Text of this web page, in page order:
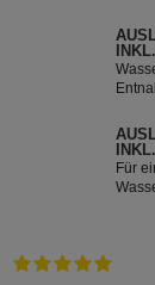
Der
Das
Für